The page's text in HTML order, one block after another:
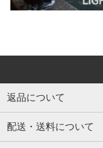
返品について
配送・送料について